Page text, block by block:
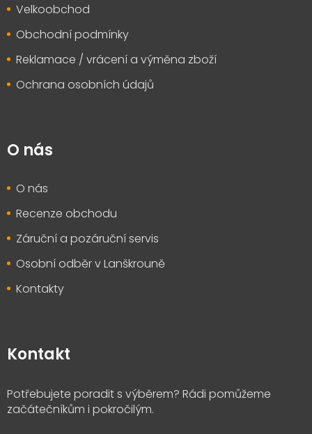
Velkoobchod
Obchodní podmínky
Reklamace / vrácení a výměna zboží
Ochrana osobních údajů
O nás
O nás
Recenze obchodu
Záruční a pozáruční servis
Osobní odběr v Lanškrouně
Kontakty
Kontakt